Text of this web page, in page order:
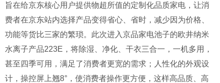
旨在给京东核心用户提供物超所值的定制化品质家电，让消
费者在京东站内选择产品变得省心、省时，减少因为价格、
功能等货比三家的繁琐。此次进入京品家电池子的欧井纳米
水离子产品223E ，将除湿、净化、干衣三合一，一机多用，
甚至四季可用，满足了消费者更宽的需求；人性化的外观设
计，操控屏上翘8° ，使消费者操作更方便，这样高品质、高